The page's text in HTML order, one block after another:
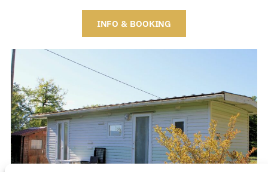
INFO & BOOKING